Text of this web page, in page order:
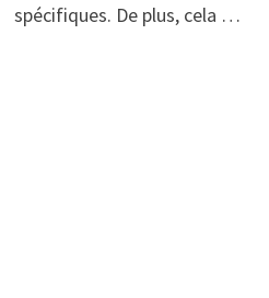
spécifiques. De plus, cela …